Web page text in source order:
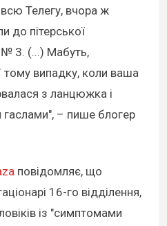
Телегу, вчора ж
до пітерської
№ 3. (...) Мабуть,
тому випадку, коли ваша
з ланцюжка і
– пише блогер
повідомляє, що
16-го відділення,
із "симптомами